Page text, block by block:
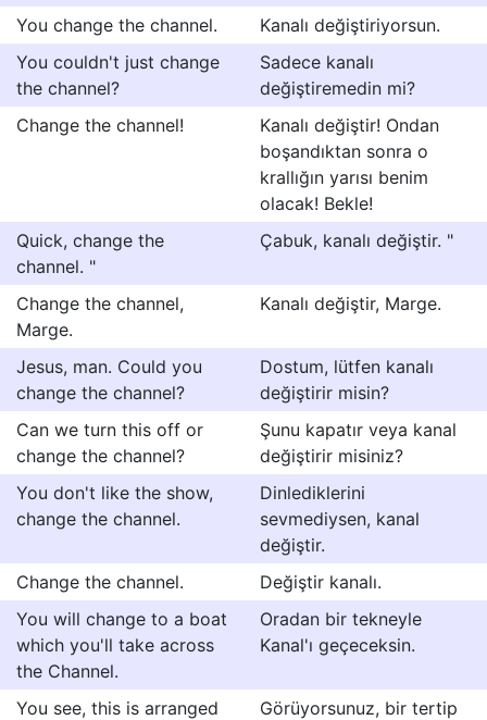
You change the channel.
Kanalı değiştiriyorsun.
You couldn't just change
the channel?
Sadece kanalı
değiştiremedin mi?
Change the channel!
Kanalı değiştir! Ondan
boşandıktan sonra o
krallığın yarısı benim
olacak! Bekle!
Quick, change the
channel. "
Çabuk, kanalı değiştir. "
Change the channel,
Marge.
Kanalı değiştir, Marge.
Jesus, man. Could you
change the channel?
Dostum, lütfen kanalı
değiştirir misin?
Can we turn this off or
change the channel?
Şunu kapatır veya kanal
değiştirir misiniz?
You don't like the show,
change the channel.
Dinlediklerini
sevmediysen, kanal
değiştir.
Change the channel.
Değiştir kanalı.
You will change to a boat
which you'll take across
the Channel.
Oradan bir tekneyle
Kanal'ı geçeceksin.
You see, this is arranged
Görüyorsunuz, bir tertip